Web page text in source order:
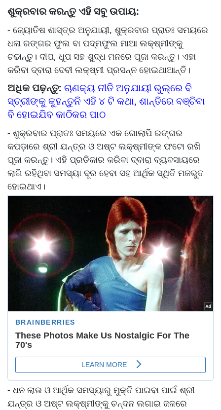
ଶୁକ୍ରବାର କରନ୍ତୁ ଏହି ସବୁ ଉପାୟ:
- ଜ୍ୟୋତିଷ ଶାସ୍ତ୍ର ଅନୁଯାୟୀ, ଶୁକ୍ରବାର ପ୍ରାତଃ ସମୟରେ
ଧଳା ରଙ୍ଗର ଫୁଲ ବା ପଦ୍ମଫୁଲ ମାଆ ଲକ୍ଷ୍ମୀଙ୍କୁ
ଚଢାନ୍ତୁ। ଦୀପ, ଧୂପ ସହ ଶୁଦ୍ଧ ମନରେ ପୂଜା କରନ୍ତୁ। ଏହା
କରିବା ଦ୍ବାରା ଦେବୀ ଲକ୍ଷ୍ମୀ ପ୍ରସନ୍ନ ହୋଇଥାଆନ୍ତି।
ଅଧିକ ପଢ଼ନ୍ତୁ: ଚାଣକ୍ୟ ନୀତି ଅନୁଯାୟୀ ଭୁଲ୍‌ରେ ବି
ସ୍ତ୍ରୀଙ୍କୁ କୁହନ୍ତୁନି ଏହି ୪ ଟି କଥା, ଶାନ୍ତିରେ ବଞ୍ଚିବା
ବି ହୋଇଯିବ କାଠିକର ପାଠ
- ଶୁକ୍ରବାର ପ୍ରାତଃ ସମୟରେ ଏକ ଗୋଲାପି ରଙ୍ଗର
କପଡ଼ାରେ ଶ୍ରୀ ଯନ୍ତ୍ର ଓ ଅଷ୍ଟ ଲକ୍ଷ୍ମୀଙ୍କ ଫଟୋ ରଖି
ପୂଜା କରନ୍ତୁ। ଏହି ପ୍ରତିକାର କରିବା ଦ୍ବାରା ବ୍ୟବସାୟରେ
ଲାଗି ରହିଥିବା ସମସ୍ୟା ଦୂର ହେବା ସହ ଆର୍ଥିକ ସ୍ଥିତି ମଜଭୁତ
ହୋଇଥାଏ।
- ଧନ ଲାଭ ଓ ଆର୍ଥିକ ସମସ୍ୟାରୁ ମୁକ୍ତି ପାଇବା ପାଇଁ ଶ୍ରୀ
ଯନ୍ତ୍ର ଓ ଅଷ୍ଟ ଲକ୍ଷ୍ମୀଙ୍କୁ ଚନ୍ଦନ ଲଗାଇ ଜଳରେ